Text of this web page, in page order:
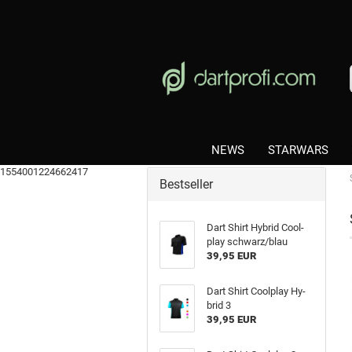
1554001224662417
NEWS STARWARS
Bestseller
Dart Shirt Hy­brid Cool­
play schwarz/blau
39,95 EUR
Dart Shirt Cool­play Hy­
brid 3
39,95 EUR